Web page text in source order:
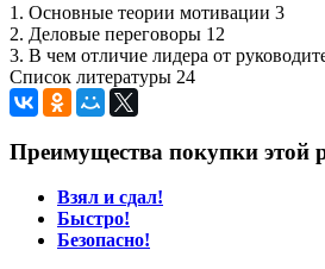
1. Основные теории мотивации 3
2. Деловые переговоры 12
3. В чем отличие лидера от
Список литературы 24
Преимущества покупки этой
Взял и сдал!
Быстро!
Безопасно!